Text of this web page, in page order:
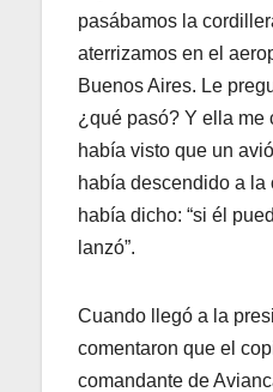
pasábamos la
aterrizamos en el
Buenos Aires. Le
¿qué pasó? Y ella me
había visto que un
había descendido a la
había dicho: “si él
lanzó”.
Cuando llegó a la
comentaron que el
comandante de